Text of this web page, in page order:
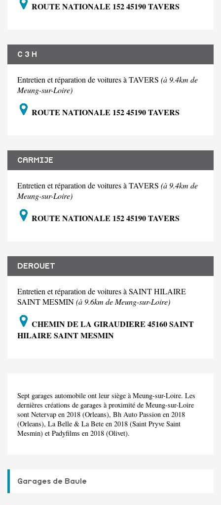
ROUTE NATIONALE 152 45190 TAVERS
C 3 H
Entretien et réparation de voitures à TAVERS (à 9.4km de
Meung-sur-Loire)
ROUTE NATIONALE 152 45190 TAVERS
CARMIJE
Entretien et réparation de voitures à TAVERS (à 9.4km de
Meung-sur-Loire)
ROUTE NATIONALE 152 45190 TAVERS
DEROUET
Entretien et réparation de voitures à SAINT HILAIRE
SAINT MESMIN(à 9.6km de Meung-sur-Loire)
CHEMIN DE LA GIRAUDIERE 45160 SAINT
HILAIRE SAINT MESMIN
Sept garages automobile ont leur siège à Meung-sur-Loire. Les
dernières créations de garages à proximité de Meung-sur-Loire
sont Netervap en 2018 (Orleans), Bh Auto Passion en 2018
(Orleans), La Belle & La Bete en 2018 (Saint Pryve Saint
Mesmin) et Padyfilms en 2018 (Olivet).
Garages de Baule